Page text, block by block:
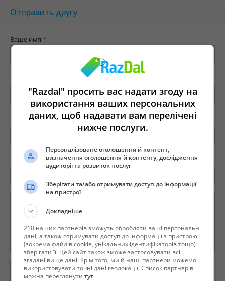
Отправить другу
Ваше имя *
Ваш e-mail
Имя твоего друга *
E-mail вашего друга *
"Razdal" просить вас надати згоду на
використання ваших персональних
даних, щоб надавати вам перелічені
нижче послуги.
Персоналізоване оголошення й контент,
визначення оголошення й контенту, дослідження
аудиторії та розвиток послуг
Зберігати та/або отримувати доступ до інформації
на пристрої
Докладніше
210 наших партнерів зможуть обробляти ваші персональні
дані, а також отримувати доступ до інформації з пристрою
(зокрема файлів cookie, унікальних ідентифікаторів тощо) і
зберігати її. Цей сайт також зможе застосовувати всі
згадані вище дані. Крім того, ми й наші партнери можемо
використовувати точні дані геолокації. Список партнерів
можна переглянутитут.